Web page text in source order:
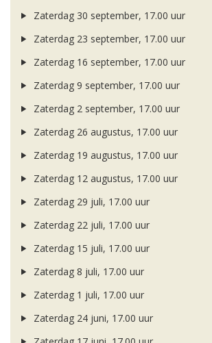
Zaterdag 30 september, 17.00 uur
Zaterdag 23 september, 17.00 uur
Zaterdag 16 september, 17.00 uur
Zaterdag 9 september, 17.00 uur
Zaterdag 2 september, 17.00 uur
Zaterdag 26 augustus, 17.00 uur
Zaterdag 19 augustus, 17.00 uur
Zaterdag 12 augustus, 17.00 uur
Zaterdag 29 juli, 17.00 uur
Zaterdag 22 juli, 17.00 uur
Zaterdag 15 juli, 17.00 uur
Zaterdag 8 juli, 17.00 uur
Zaterdag 1 juli, 17.00 uur
Zaterdag 24 juni, 17.00 uur